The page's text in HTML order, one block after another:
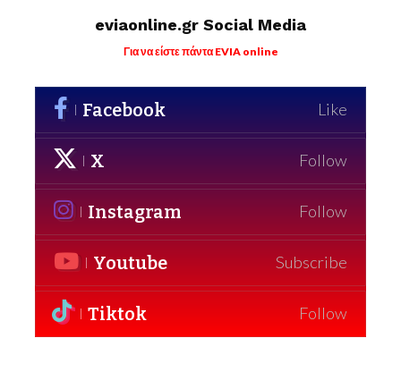
eviaonline.gr Social Media
Για να είστε πάντα EVIA online
Facebook Like
X Follow
Instagram Follow
Youtube Subscribe
Tiktok Follow